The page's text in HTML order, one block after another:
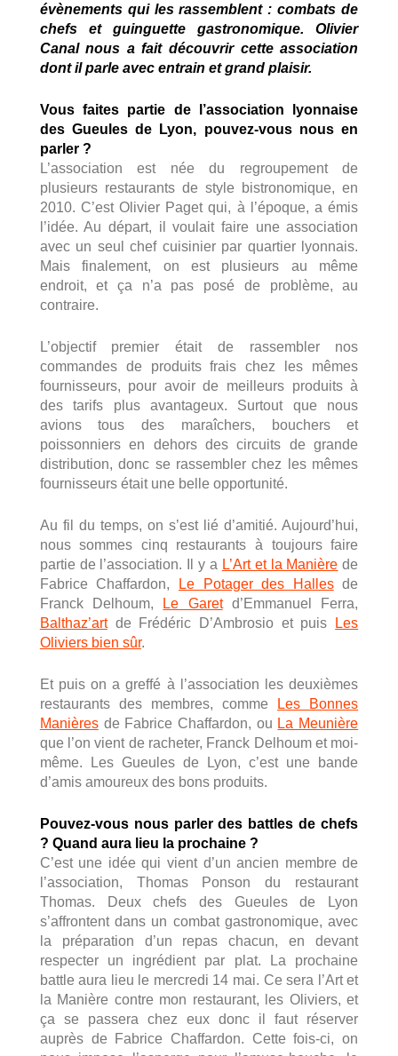
évènements qui les rassemblent : combats de
chefs et guinguette gastronomique. Olivier
Canal nous a fait découvrir cette association
dont il parle avec entrain et grand plaisir.
Vous faites partie de l’association lyonnaise
des Gueules de Lyon, pouvez-vous nous en
parler ?
L’association est née du regroupement de
plusieurs restaurants de style bistronomique, en
2010. C’est Olivier Paget qui, à l’époque, a émis
l’idée. Au départ, il voulait faire une association
avec un seul chef cuisinier par quartier lyonnais.
Mais finalement, on est plusieurs au même
endroit, et ça n’a pas posé de problème, au
contraire.
L’objectif premier était de rassembler nos
commandes de produits frais chez les mêmes
fournisseurs, pour avoir de meilleurs produits à
des tarifs plus avantageux. Surtout que nous
avions tous des maraîchers, bouchers et
poissonniers en dehors des circuits de grande
distribution, donc se rassembler chez les mêmes
fournisseurs était une belle opportunité.
Au fil du temps, on s’est lié d’amitié. Aujourd’hui,
nous sommes cinq restaurants à toujours faire
partie de l’association. Il y a L’Art et la Manière de
Fabrice Chaffardon,
Le Potager des Hallesde
Franck Delhoum,
Le Garetd’Emmanuel Ferra,
Balthaz’artde Frédéric D’Ambrosio et puis
Les
Oliviers bien sûr.
Et puis on a greffé à l’association les deuxièmes
restaurants des membres, comme
Les Bonnes
Manièresde Fabrice Chaffardon, ou La Meunière
que l’on vient de racheter, Franck Delhoum et moi-
même. Les Gueules de Lyon, c’est une bande
d’amis amoureux des bons produits.
Pouvez-vous nous parler des battles de chefs
? Quand aura lieu la prochaine ?
C’est une idée qui vient d’un ancien membre de
l’association, Thomas Ponson du restaurant
Thomas. Deux chefs des Gueules de Lyon
s’affrontent dans un combat gastronomique, avec
la préparation d’un repas chacun, en devant
respecter un ingrédient par plat. La prochaine
battle aura lieu le mercredi 14 mai. Ce sera l’Art et
la Manière contre mon restaurant, les Oliviers, et
ça se passera chez eux donc il faut réserver
auprès de Fabrice Chaffardon. Cette fois-ci, on